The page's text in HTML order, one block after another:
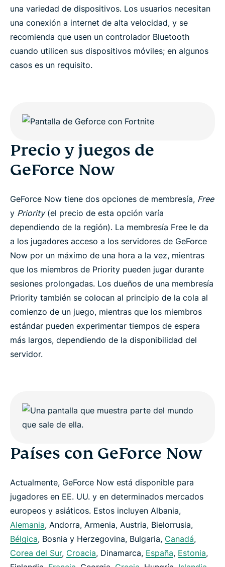
una variedad de dispositivos. Los usuarios necesitan
una conexión a internet de alta velocidad, y se
recomienda que usen un controlador Bluetooth
cuando utilicen sus dispositivos móviles; en algunos
casos es un requisito.
Precio y juegos de
GeForce Now
GeForce Now tiene dos opciones de membresía, Free
y Priority(el precio de esta opción varía
dependiendo de la región). La membresía Free le da
a los jugadores acceso a los servidores de GeForce
Now por un máximo de una hora a la vez, mientras
que los miembros de Priority pueden jugar durante
sesiones prolongadas. Los dueños de una membresía
Priority también se colocan al principio de la cola al
comienzo de un juego, mientras que los miembros
estándar pueden experimentar tiempos de espera
más largos, dependiendo de la disponibilidad del
servidor.
Países con GeForce Now
Actualmente, GeForce Now está disponible para
jugadores en EE. UU. y en determinados mercados
europeos y asiáticos. Estos incluyen Albania,
Alemania, Andorra, Armenia, Austria, Bielorrusia,
Bélgica, Bosnia y Herzegovina, Bulgaria, Canadá,
Corea del Sur, Croacia, Dinamarca, España, Estonia,